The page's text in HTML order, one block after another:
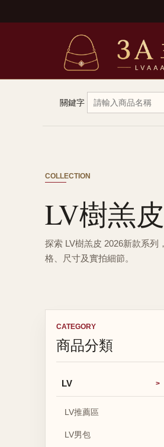
關鍵字
COLLECTION
LV樹羔皮
探索 LV樹羔皮 2026新款系列
格、尺寸及實拍細節。
CATEGORY
商品分類
LV
LV推薦區
LV男包